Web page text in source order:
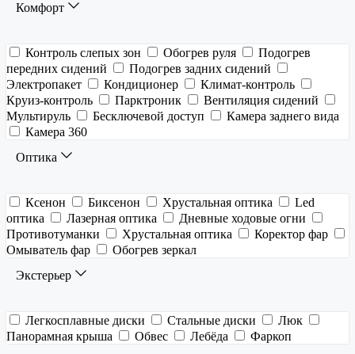
Комфорт
Контроль слепых зон Обогрев руля
Подогрев
передних сидений
Подогрев задних сидений
Электропакет
Кондиционер
Климат-контроль
Круиз-контроль
Парктроник
Вентиляция сидений
Мультируль
Бесключевой доступ
Камера заднего вида
Камера 360
Оптика
Ксенон Биксенон Хрустальная оптика
Led
оптика
Лазерная оптика
Дневные ходовые огни
Противотуманки
Хрустальная оптика
Коректор фар
Омыватель фар
Обогрев зеркал
Экстерьер
Легкосплавные диски Стальные диски
Люк
Панорамная крыша
Обвес Лебёда
Фаркоп